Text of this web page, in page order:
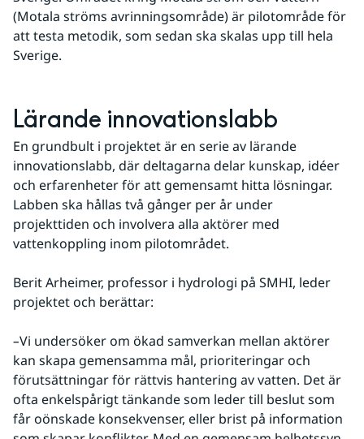
(Motala ströms avrinningsområde) är pilotområde för
att testa metodik, som sedan ska skalas upp till hela
Sverige.
Lärande innovationslabb
En grundbult i projektet är en serie av lärande
innovationslabb, där deltagarna delar kunskap, idéer
och erfarenheter för att gemensamt hitta lösningar.
Labben ska hållas två gånger per år under
projekttiden och involvera alla aktörer med
vattenkoppling inom pilotområdet.
Berit Arheimer, professor i hydrologi på SMHI, leder
projektet och berättar:
–Vi undersöker om ökad samverkan mellan aktörer
kan skapa gemensamma mål, prioriteringar och
förutsättningar för rättvis hantering av vatten. Det är
ofta enkelspårigt tänkande som leder till beslut som
får oönskade konsekvenser, eller brist på information